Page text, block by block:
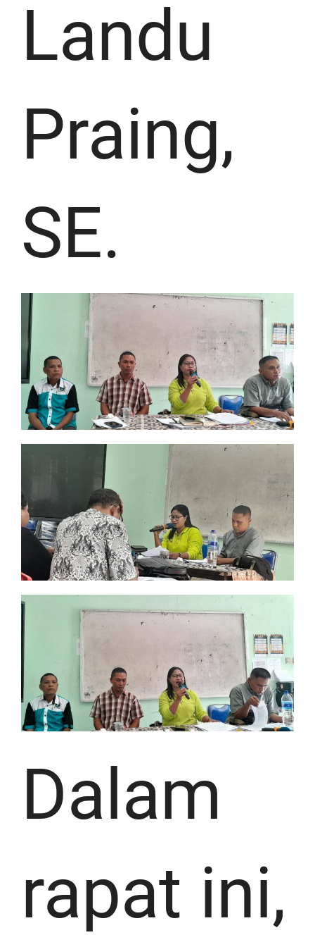
Landu
Praing,
SE.
Dalam
rapat ini,